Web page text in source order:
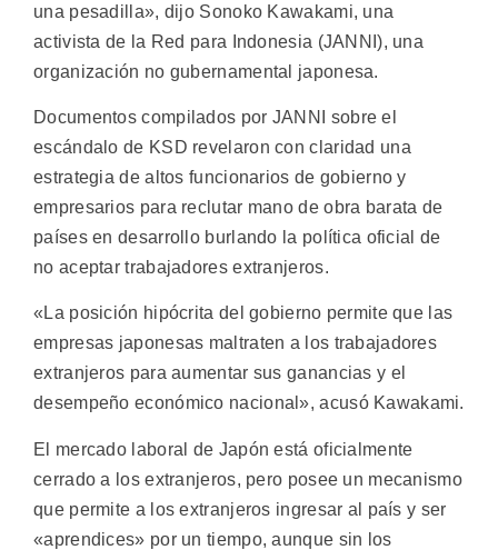
una pesadilla», dijo Sonoko Kawakami, una
activista de la Red para Indonesia (JANNI), una
organización no gubernamental japonesa.
Documentos compilados por JANNI sobre el
escándalo de KSD revelaron con claridad una
estrategia de altos funcionarios de gobierno y
empresarios para reclutar mano de obra barata de
países en desarrollo burlando la política oficial de
no aceptar trabajadores extranjeros.
«La posición hipócrita del gobierno permite que las
empresas japonesas maltraten a los trabajadores
extranjeros para aumentar sus ganancias y el
desempeño económico nacional», acusó Kawakami.
El mercado laboral de Japón está oficialmente
cerrado a los extranjeros, pero posee un mecanismo
que permite a los extranjeros ingresar al país y ser
«aprendices» por un tiempo, aunque sin los